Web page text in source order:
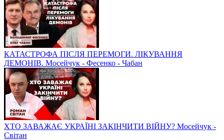
КАТАСТРОФА ПІСЛЯ ПЕРЕМОГИ. ЛІКУВАННЯ
ДЕМОНІВ. Мосейчук - Фесенко - Чабан
ХТО ЗАВАЖАЄ УКРАЇНІ ЗАКІНЧИТИ ВІЙНУ? Мосейчук -
Світан